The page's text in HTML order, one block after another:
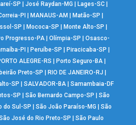
SP José Raydan-MG Lages-SC|
PI MANAUS-AM Matão-SP
SP Mococa-SP Monte Alto-SP
Progresso-PA |Olímpia-SP |Osasco-
PI Peruíbe-SP Piracicaba-SP
ALEGRE-RS Porto Seguro-BA
Preto-SP RIO DE JANEIRO-RJ
SP SALVADOR-BA| Samambaia-DF
SP |São Bernardo Campo-SP |São
do Sul-SP |São João Paraíso-MG |São
José do Rio Preto-SP |São Paulo